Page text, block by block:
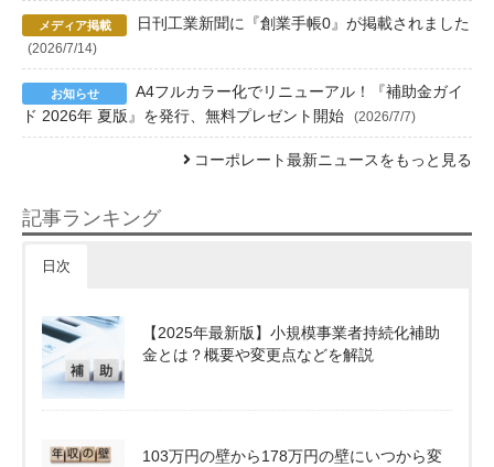
日刊工業新聞に『創業手帳0』が掲載されました
(2026/7/14)
A4フルカラー化でリニューアル！『補助金ガイ
ド 2026年 夏版』を発行、無料プレゼント開始
(2026/7/7)
コーポレート最新ニュースをもっと見る
記事ランキング
日次
【2025年最新版】小規模事業者持続化補助
金とは？概要や変更点などを解説
103万円の壁から178万円の壁にいつから変